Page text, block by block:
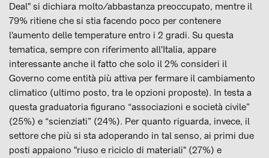
Deal" si dichiara molto/abbastanza preoccupato, mentre il
79% ritiene che si stia facendo poco per contenere
l'aumento delle temperature entro i 2 gradi. Su questa
tematica, sempre con riferimento all'Italia, appare
interessante anche il fatto che solo il 2% consideri il
Governo come entità più attiva per fermare il cambiamento
climatico (ultimo posto, tra le opzioni proposte). In testa a
questa graduatoria figurano “associazioni e società civile”
(25%) e “scienziati” (24%). Per quanto riguarda, invece, il
settore che più si sta adoperando in tal senso, ai primi due
posti appaiono "riuso e riciclo di materiali" (27%) e